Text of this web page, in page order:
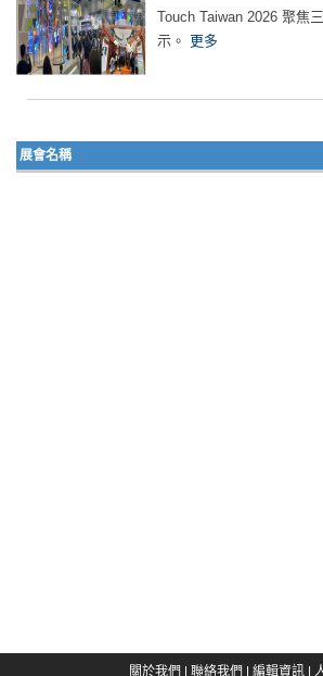
Touch Taiwan 2026 聚焦
示。 更多
展會名稱
關於我們 聯絡我們 編輯資訊